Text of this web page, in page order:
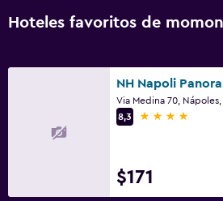
Hoteles favoritos de
NH Napoli
8,3
4 estrellas
$171